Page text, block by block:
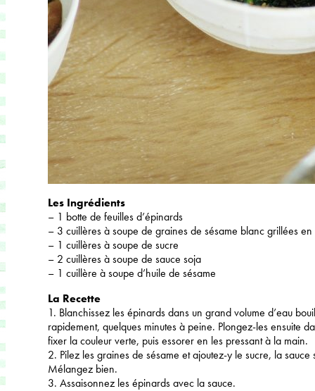
Les Ingrédients
– 1 botte de feuilles d’épinards
– 3 cuillères à soupe de graines de sésame blanc grillées
– 1 cuillères à soupe de sucre
– 2 cuillères à soupe de sauce soja
– 1 cuillère à soupe d’huile de sésame
La Recette
1. Blanchissez les épinards dans un grand volume d’eau
rapidement, quelques minutes à peine. Plongez-les ensuite
fixer la couleur verte, puis essorer en les pressant à la main.
2. Pilez les graines de sésame et ajoutez-y le sucre, la sauce
Mélangez bien.
3. Assaisonnez les épinards avec la sauce.